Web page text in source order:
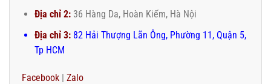
Địa chỉ 2:36 Hàng Da, Hoàn Kiếm, Hà Nội
Địa chỉ 3:82 Hải Thượng Lãn Ông, Phường 11, Quận 5,
Tp HCM
Facebook | Zalo